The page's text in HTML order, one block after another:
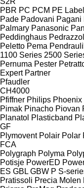
PBR PC PCM PE
Pade Padovani Pagani
Palmary Panasonic
Peddinghaus
Peletto Pema
1100 Series 2500
Pernuma Pester
Expert Partner
Pfaudler
CH4000
Pfiffner Philips Phoenix
Pimak Pinacho Piovan
Planatol Plasticband
GF
Plymovent Polair Polar
FCA
Polygraph Polyma
Potisje PowerED
ES GBL GBW P S-
Pratissoli Precia Molen